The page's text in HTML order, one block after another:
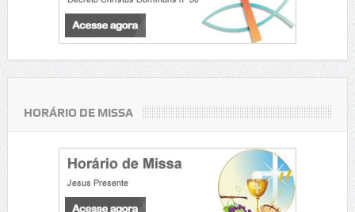
HORÁRIO DE MISSA